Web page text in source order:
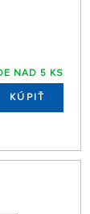
NAD 5 KS
KÚPIŤ